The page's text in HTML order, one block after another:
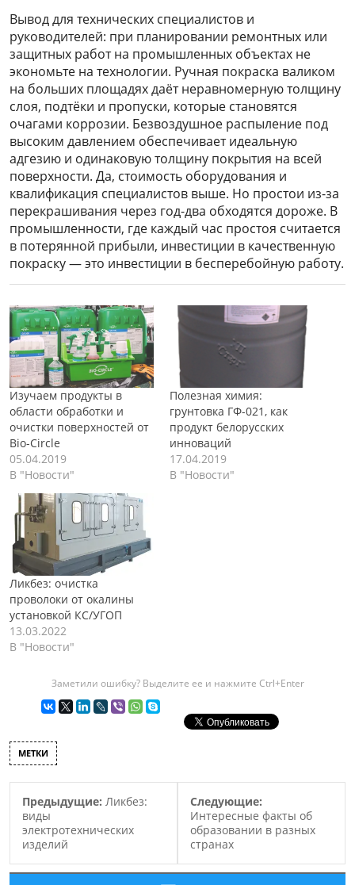
Вывод для технических специалистов и
руководителей: при планировании ремонтных или
защитных работ на промышленных объектах не
экономьте на технологии. Ручная покраска валиком
на больших площадях даёт неравномерную толщину
слоя, подтёки и пропуски, которые становятся
очагами коррозии. Безвоздушное распыление под
высоким давлением обеспечивает идеальную
адгезию и одинаковую толщину покрытия на всей
поверхности. Да, стоимость оборудования и
квалификация специалистов выше. Но простои из-за
перекрашивания через год-два обходятся дороже. В
промышленности, где каждый час простоя считается
в потерянной прибыли, инвестиции в качественную
покраску — это инвестиции в бесперебойную работу.
Изучаем продукты в
области обработки и
очистки поверхностей от
Bio-Circle
05.04.2019
В "Новости"
Полезная химия:
грунтовка ГФ-021, как
продукт белорусских
инноваций
17.04.2019
В "Новости"
Ликбез: очистка
проволоки от окалины
установкой КС/УГОП
13.03.2022
В "Новости"
Заметили ошибку? Выделите ее и нажмите Ctrl+Enter
МЕТКИ
Предыдущие: Ликбез:
виды
электротехнических
изделий
Следующие:
Интересные факты об
образовании в разных
странах